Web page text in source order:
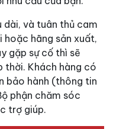
dài, và tuân thủ cam
hoặc hãng sản xuất,
gặp sự cố thì sẽ
thời. Khách hàng có
bảo hành (thông tin
phận chăm sóc
trợ giúp.